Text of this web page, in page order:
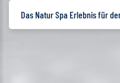
Das Natur Spa Erlebnis für